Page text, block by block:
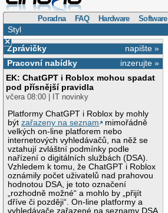
Poradna FAQ Hardware Software
Styl
×
napište »
Zprávičky
inzerujte »
Pracovní nabídky
EK: ChatGPT i Roblox mohou spadat
pod přísnější pravidla
včera 08:00 | IT novinky
Platformy ChatGPT i Roblox by mohly
býtzařazeny na seznam
mimořádně
velkých on-line platforem nebo
internetových vyhledávačů, na něž se
vztahují zvláštní podmínky podle
nařízení o digitálních službách (DSA).
Vzhledem k tomu, že ChatGPT i Roblox
oznámily počet uživatelů nad prahovou
hodnotou DSA, je toto označení
„rozhodně možné“ a mohlo by „přijít
dříve či později“. On-line platformy a
vyhledávače zařazené na seznamy DSA